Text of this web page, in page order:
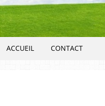
ACCUEIL CONTACT